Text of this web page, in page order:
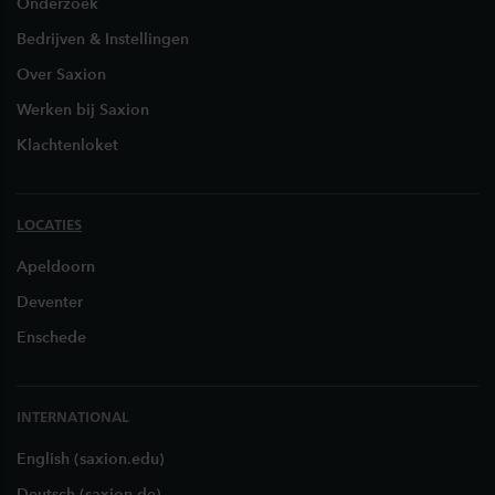
Onderzoek
Bedrijven & Instellingen
Over Saxion
Werken bij Saxion
Klachtenloket
LOCATIES
Apeldoorn
Deventer
Enschede
INTERNATIONAL
English (saxion.edu)